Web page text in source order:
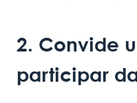
2. Convide
participar